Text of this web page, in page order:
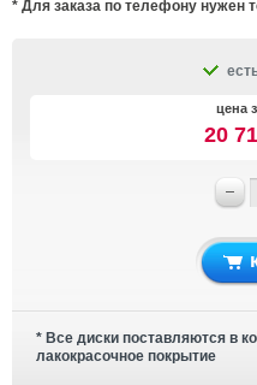
* Для заказа по телефону нужен
цена
20
* Все диски поставляются в
лакокрасочное покрытие